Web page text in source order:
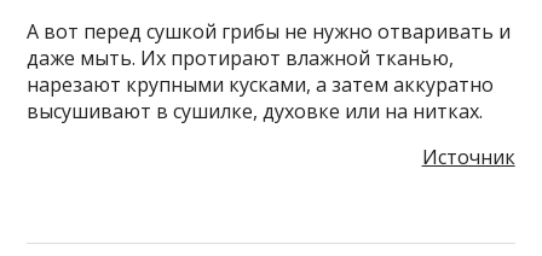
А вот перед сушкой грибы не нужно отваривать и
даже мыть. Их протирают влажной тканью,
нарезают крупными кусками, а затем аккуратно
высушивают в сушилке, духовке или на нитках.
Источник